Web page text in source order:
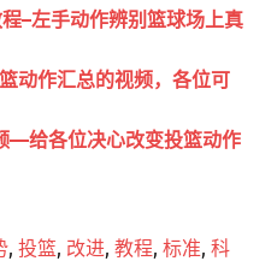
–左手动作辨别篮球场上真
动作汇总的视频，各位可
—给各位决心改变投篮动作
投篮 改进 教程 标准 科